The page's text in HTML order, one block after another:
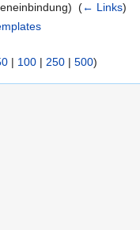
(← Links)
| 100 | 250 | 500)